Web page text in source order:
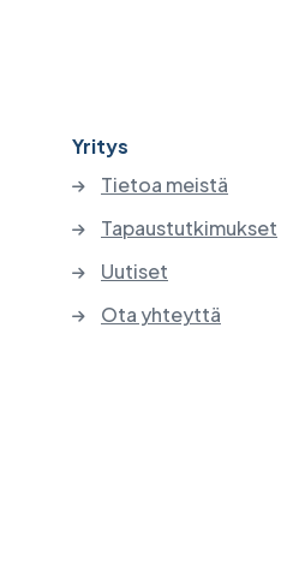
Yritys
Tietoa meistä
Tapaustutkimukset
Uutiset
Ota yhteyttä